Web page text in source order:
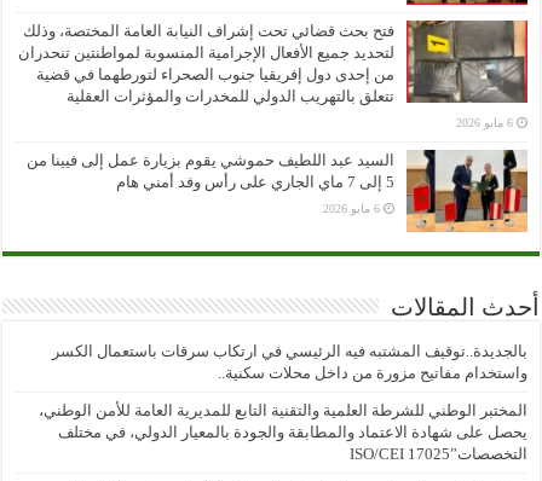
فتح بحث قضائي تحت إشراف النيابة العامة المختصة، وذلك
لتحديد جميع الأفعال الإجرامية المنسوبة لمواطنتين تنحدران
من إحدى دول إفريقيا جنوب الصحراء لتورطهما في قضية
تتعلق بالتهريب الدولي للمخدرات والمؤثرات العقلية
6 مايو 2026
السيد عبد اللطيف حموشي يقوم بزيارة عمل إلى فيينا من
5 إلى 7 ماي الجاري على رأس وفد أمني هام
6 مايو 2026
أحدث المقالات
بالجديدة..توقيف المشتبه فيه الرئيسي في ارتكاب سرقات باستعمال الكسر
واستخدام مفاتيح مزورة من داخل محلات سكنية..
المختبر الوطني للشرطة العلمية والتقنية التابع للمديرية العامة للأمن الوطني،
يحصل على شهادة الاعتماد والمطابقة والجودة بالمعيار الدولي، في مختلف
التخصصات”ISO/CEI 17025